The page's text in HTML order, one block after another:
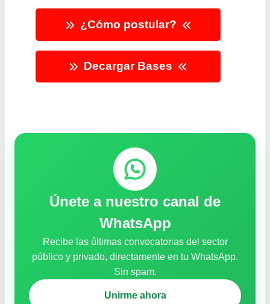
¿Cómo postular?
Decargar Bases
Únete a nuestro canal de
WhatsApp
Recibe las últimas convocatorias del sector
público y privado, directamente en tu WhatsApp.
Sin spam.
Unirme ahora